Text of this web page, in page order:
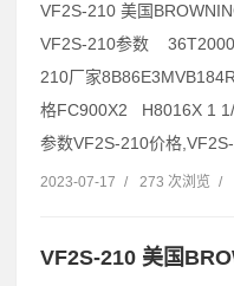
VF2S-210 美国
VF2S-210参数
210厂家
格FC900X2 H8016X 1
参数VF2S-210价格
2023-07-17 / 273 次浏览 /
VF2S-210 美国